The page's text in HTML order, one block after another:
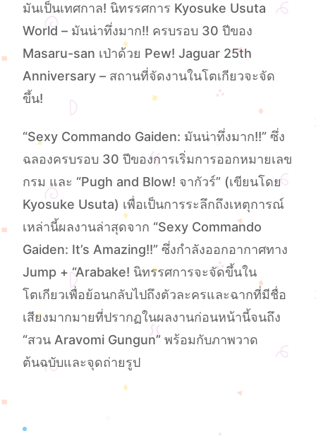
มันเป็นเทศกาล! นิทรรศการ Kyosuke Usuta
World – มันน่าทึ่งมาก!!︎ ครบรอบ 30 ปีของ
Masaru-san เป่าด้วย Pew! Jaguar 25th
Anniversary – สถานที่จัดงานในโตเกียวจะจัด
ขึ้น!
“Sexy Commando Gaiden: มันน่าทึ่งมาก!!” ซึ่ง
ฉลองครบรอบ 30 ปีของการเริ่มการออกหมายเลข
กรม และ “Pugh and Blow! จากัวร์” (เขียนโดย
Kyosuke Usuta) เพื่อเป็นการระลึกถึงเหตุการณ์
เหล่านี้ผลงานล่าสุดจาก “Sexy Commando
Gaiden: It’s Amazing!!” ซึ่งกําลังออกอากาศทาง
Jump + “Arabake! นิทรรศการจะจัดขึ้นใน
โตเกียวเพื่อย้อนกลับไปถึงตัวละครและฉากที่มีชื่อ
เสียงมากมายที่ปรากฏในผลงานก่อนหน้านี้จนถึง
“สวน Aravomi Gungun” พร้อมกับภาพวาด
ต้นฉบับและจุดถ่ายรูป